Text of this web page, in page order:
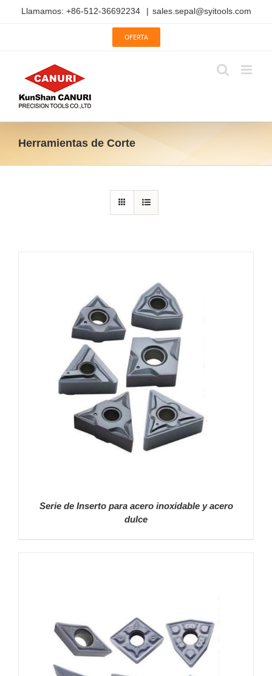
Llamamos: +86-512-36692234 | sales.sepal@syitools.com
OFERTA
Herramientas de Corte
Serie de Inserto para acero inoxidable y acero
dulce